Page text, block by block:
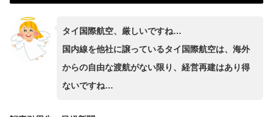
タイ国際航空、厳しいですね…
国内線を他社に譲っているタイ国際航空は、海外
からの自由な渡航がない限り、経営再建はあり得
ないですね…